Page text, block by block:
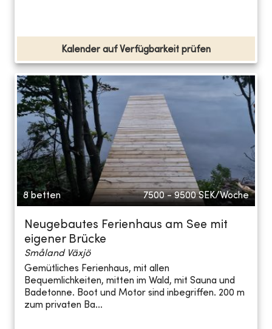
Kalender auf Verfügbarkeit prüfen
8 betten 7500 - 9500 SEK/Woche
Neugebautes Ferienhaus am See mit
eigener Brücke
Småland Växjö
Gemütliches Ferienhaus, mit allen
Bequemlichkeiten, mitten im Wald, mit Sauna und
Badetonne. Boot und Motor sind inbegriffen. 200 m
zum privaten Ba...